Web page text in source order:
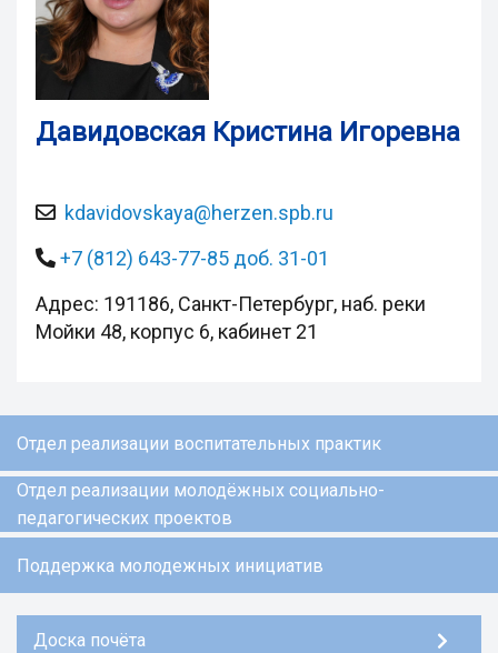
Давидовская Кристина Игоревна
kdavidovskaya@herzen.spb.ru
+7 (812) 643-77-85 доб. 31-01
Адрес: 191186, Санкт-Петербург, наб. реки
Мойки 48, корпус 6, кабинет 21
Отдел реализации воспитательных практик
Отдел реализации молодёжных социально-
педагогических проектов
Поддержка молодежных инициатив
Доска почёта